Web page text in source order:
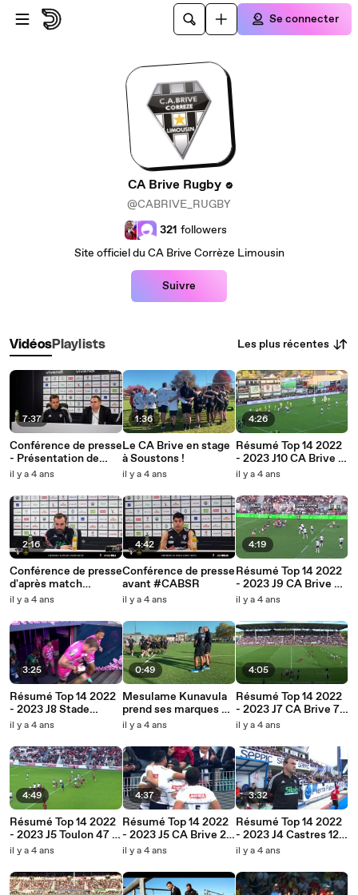
Passer au contenu principal
Se connecter
CA Brive Rugby
@CABRIVE_RUGBY
321 followers
Site officiel du CA Brive Corrèze Limousin
Suivre
VidéosPlaylists Les plus récentes
7:37
Conférence de presse
- Présentation de
Nicolás Sánchez
il y a 4 ans
2:16
Conférence de presse
d'après match
#CABSR
il y a 4 ans
3:25
Résumé Top 14 2022
- 2023 J8 Stade
Français 27 - 0 CA
il y a 4 ans
4:49
Résumé Top 14 2022
- 2023 J5 Toulon 47 -
0 CA Brive
il y a 4 ans
1:36
Le CA Brive en stage
à Soustons !
il y a 4 ans
4:42
Conférence de presse
avant #CABSR
il y a 4 ans
0:49
Mesulame Kunavula
prend ses marques au
Centre de
il y a 4 ans
4:37
Résumé Top 14 2022
- 2023 J5 CA Brive 25
- 23 Bayonne
il y a 4 ans
4:26
Résumé Top 14 2022
- 2023 J10 CA Brive 17
- 19 Stade Rochelais
il y a 4 ans
4:19
Résumé Top 14 2022
- 2023 J9 CA Brive 38
- 43 Racing 92
il y a 4 ans
4:05
Résumé Top 14 2022
- 2023 J7 CA Brive 7 -
45 Stade Toulousain
il y a 4 ans
3:32
Résumé Top 14 2022
- 2023 J4 Castres 12 -
6 CA Brive
il y a 4 ans